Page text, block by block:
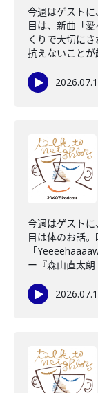
今週はゲスト
目は、新曲「
くりで大切に
抗えないことが
今週はゲスト
目は体のお話
「
ー『森山直太